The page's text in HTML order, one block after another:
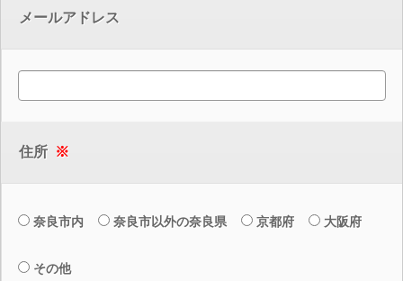
メールアドレス
住所 ※
奈良市内 奈良市以外の奈良県 京都府 大阪府
その他